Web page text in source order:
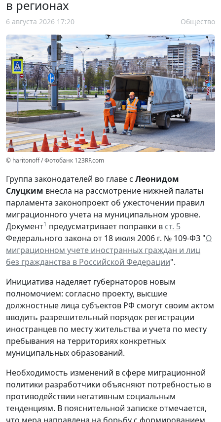
в регионах
6 августа 2026 17:20 Общество
© haritonoff / Фотобанк 123RF.com
Группа законодателей во главе с Леонидом
Слуцким внесла на рассмотрение нижней палаты
парламента законопроект об ужесточении правил
миграционного учета на муниципальном уровне.
Документ1 предусматривает поправки в ст. 5
Федерального закона от 18 июля 2006 г. № 109-ФЗ "О
миграционном учете иностранных граждан и лиц
без гражданства в Российской Федерации".
Инициатива наделяет губернаторов новым
полномочием: согласно проекту, высшие
должностные лица субъектов РФ смогут своим актом
вводить разрешительный порядок регистрации
иностранцев по месту жительства и учета по месту
пребывания на территориях конкретных
муниципальных образований.
Необходимость изменений в сфере миграционной
политики разработчики объясняют потребностью в
противодействии негативным социальным
тенденциям. В пояснительной записке отмечается,